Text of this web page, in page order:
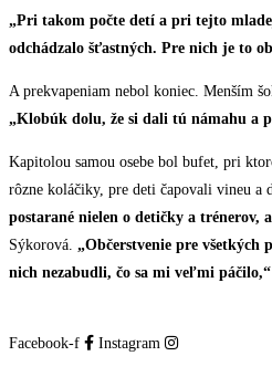
„Pri takom počte detí a pri tejto
odchádzalo šťastných. Pre nich je to
A prekvapeniam nebol koniec. Menším
„Klobúk dolu, že si dali tú námahu a
Kapitolou samou osebe bol bufet, pri
rôzne koláčiky, pre deti čapovali vineu a
postarané nielen o detičky a trénerov,
Sýkorová. „Občerstvenie pre všetkých
nich nezabudli, čo sa mi veľmi páčilo,“
Facebook-f Instagram